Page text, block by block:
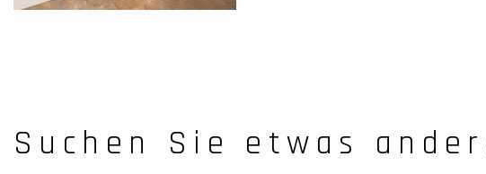
Suchen Sie etwas